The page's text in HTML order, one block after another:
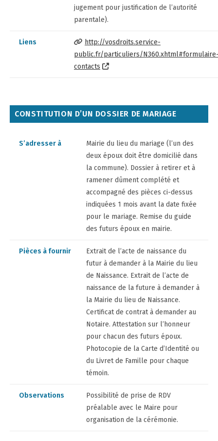
jugement pour justification de l’autorité
parentale).
Liens
http://vosdroits.service-
public.fr/particuliers/
contacts
CONSTITUTION D’UN DOSSIER DE MARIAGE
S’adresser à
Mairie du lieu du mariage (l’un des
deux époux doit être domicilié dans
la commune). Dossier à retirer et à
ramener dûment complété et
accompagné des pièces ci-dessus
indiquées 1 mois avant la date fixée
pour le mariage. Remise du guide
des futurs époux en mairie.
Pièces à fournir
Extrait de l’acte de naissance du
futur à demander à la Mairie du lieu
de Naissance. Extrait de l’acte de
naissance de la future à demander à
la Mairie du lieu de Naissance.
Certificat de contrat à demander au
Notaire. Attestation sur l’honneur
pour chacun des futurs époux.
Photocopie de la Carte d’Identité ou
du Livret de Famille pour chaque
témoin.
Observations
Possibilité de prise de RDV
préalable avec le Maire pour
organisation de la cérémonie.